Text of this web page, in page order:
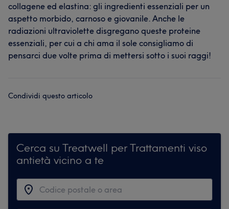
collagene ed elastina: gli ingredienti essenziali per un
aspetto morbido, carnoso e giovanile. Anche le
radiazioni ultraviolette disgregano queste proteine
essenziali, per cui a chi ama il sole consigliamo di
pensarci due volte prima di mettersi sotto i suoi raggi!
Condividi questo articolo
Cerca su Treatwell per Trattamenti viso
antietà vicino a te